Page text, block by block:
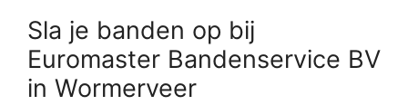
Sla je banden op bij
Euromaster Bandenservice BV
in Wormerveer